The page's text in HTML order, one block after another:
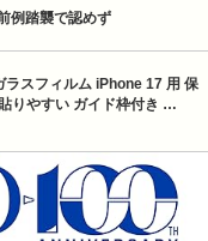
例踏襲で認めず
スフィルム iPhone 17 用 保
りやすい ガイド枠付き …